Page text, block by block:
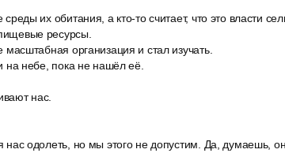
их обитания, а кто-то считает, что это власти
ресурсы.
организация и стал изучать.
на небе, пока не нашёл её.
нас.
нас одолеть, но мы этого не допустим. Да, думаешь,